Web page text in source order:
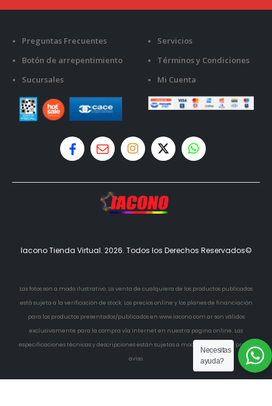
Preguntas Frecuentes
Botón de arrepentimiento
Sucursales
Servicios
Términos y Condiciones
Mi Cuenta
Iacono Tienda Virtual. 2026. Todos los Derechos Reservados©
Las fotos son a modo ilustrativo. La venta de cualquiera de los productos publicados
está sujeta a la verificación de stock. Los precios online y los planes de financiación
para los productos presentados/publicados en www.iacono.com.ar son válidos
exclusivamente para la compra vía internet en nuestra pagina online. Las
especificaciones técnicas y descripciones están sujetas a modificaciones sin previo
aviso.
Necesitas
ayuda?